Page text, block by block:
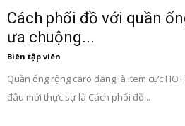
Cách phối đồ với quần
ưa chuộng...
Biên tập viên
Quần ống rộng caro đang là item cực
đâu mới thực sự là Cách phối đồ...